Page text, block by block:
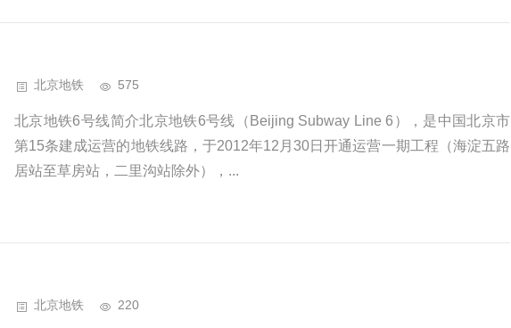
北京地铁 575
北京地铁6号线简介北京地铁6号线（Beijing Subway Line 6），是中国北京市
第15条建成运营的地铁线路，于2012年12月30日开通运营一期工程（海淀五路
居站至草房站，二里沟站除外），...
北京地铁 220